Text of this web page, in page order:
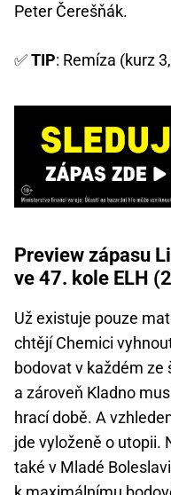
Peter Čerešňák.
✅TIP: Remíza (kurz
Preview zápasu
ve 47. kole ELH
Už existuje pouze
chtějí Chemici
bodovat v každém ze
a zároveň Kladno
hrací době. A
jde vyloženě o utopii.
také v Mladé